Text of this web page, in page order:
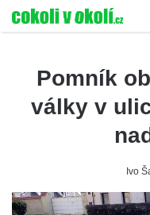
Pomník
války v
Ivo